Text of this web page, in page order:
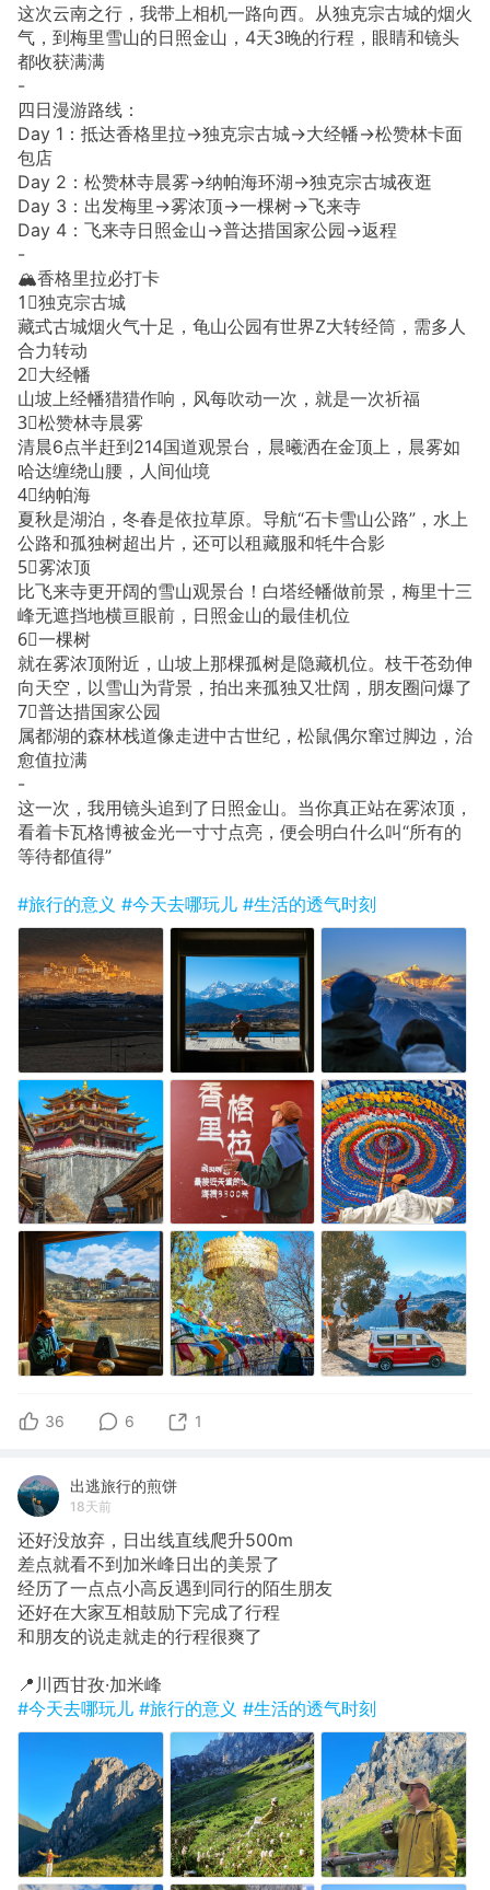
这次云南之行，我带上相机一路向西。从独克宗古城的烟火
气，到梅里雪山的日照金山，4天3晚的行程，眼睛和镜头
都收获满满
-
四日漫游路线：
Day 1：抵达香格里拉→独克宗古城→大经幡→松赞林卡面
包店
Day 2：松赞林寺晨雾→纳帕海环湖→独克宗古城夜逛
Day 3：出发梅里→雾浓顶→一棵树→飞来寺
Day 4：飞来寺日照金山→普达措国家公园→返程
-
🏔️香格里拉必打卡
1⃣️独克宗古城
藏式古城烟火气十足，龟山公园有世界Z大转经筒，需多人
合力转动
2⃣️大经幡
山坡上经幡猎猎作响，风每吹动一次，就是一次祈福
3⃣️松赞林寺晨雾
清晨6点半赶到214国道观景台，晨曦洒在金顶上，晨雾如
哈达缠绕山腰，人间仙境
4⃣️纳帕海
夏秋是湖泊，冬春是依拉草原。导航“石卡雪山公路”，水上
公路和孤独树超出片，还可以租藏服和牦牛合影
5⃣️雾浓顶
比飞来寺更开阔的雪山观景台！白塔经幡做前景，梅里十三
峰无遮挡地横亘眼前，日照金山的最佳机位
6⃣️一棵树
就在雾浓顶附近，山坡上那棵孤树是隐藏机位。枝干苍劲伸
向天空，以雪山为背景，拍出来孤独又壮阔，朋友圈问爆了
7⃣️普达措国家公园
属都湖的森林栈道像走进中古世纪，松鼠偶尔窜过脚边，治
愈值拉满
-
这一次，我用镜头追到了日照金山。当你真正站在雾浓顶，
看着卡瓦格博被金光一寸寸点亮，便会明白什么叫“所有的
等待都值得”
#旅行的意义 #今天去哪玩儿 #生活的透气时刻
36 6 1
出逃旅行的煎饼
18天前
还好没放弃，日出线直线爬升500m
​差点就看不到加米峰日出的美景了
经历了一点点小高反遇到同行的陌生朋友
还好在大家互相鼓励下完成了行程
和朋友的说走就走的行程很爽了
​📍川西甘孜·加米峰
#今天去哪玩儿 #旅行的意义 #生活的透气时刻